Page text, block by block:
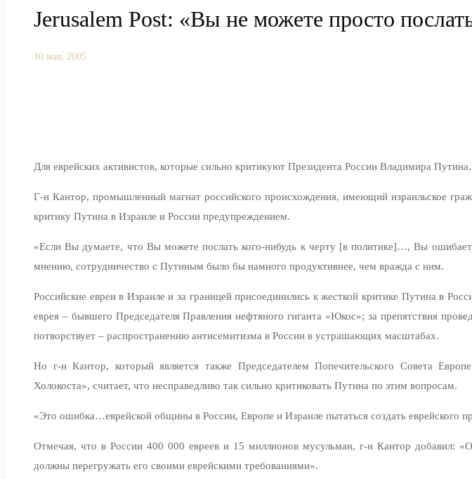
Jerusalem Post: «Вы не можете просто
10 мая, 2005
Для еврейских активистов, которые сильно критикуют Президента России Владимира
Г-н Кантор, промышленный магнат российского происхождения, имеющий израильское
критику Путина в Израиле и России предупреждением.
«Если Вы думаете, что Вы можете послать кого-нибудь к черту [в политике]…, Вы
мнению, сотрудничество с Путиным было бы намного продуктивнее, чем вражда с ним.
Российские евреи в Израиле и за границей присоединились к жесткой критике Путина в
еврея – бывшего Председателя Правления нефтяного гиганта «Юкос»; за препятствия
потворствует – распространению антисемитизма в России в устрашающих масштабах.
Но г-н Кантор, который является также Председателем Попечительского Совета
Холокоста», считает, что несправедливо так сильно критиковать Путина по этим вопросам.
«Это ошибка…еврейской общины в России, Европе и Израиле пытаться создать еврейского
Отмечая, что в России 400 000 евреев и 15 миллионов мусульман, г-н Кантор добавил:
должны перегружать его своими еврейскими требованиями».